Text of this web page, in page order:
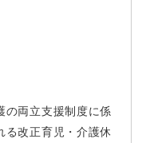
両立支援制度に係
る改正育児・介護休